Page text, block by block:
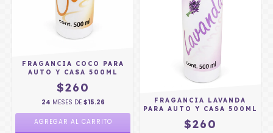
FRAGANCIA COCO PARA
AUTO Y CASA 500ML
$260
24 MESES DE $15.26
FRAGANCIA LAVANDA
PARA AUTO Y CASA 500ML
$260